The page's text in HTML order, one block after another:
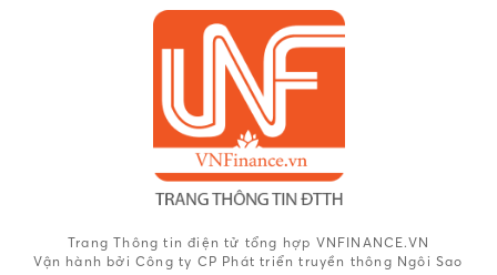
Trang Thông tin điện tử tổng hợp VNFINANCE.VN
Vận hành bởi Công ty CP Phát triển truyền thông Ngôi Sao